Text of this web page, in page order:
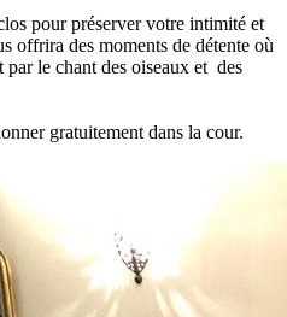
pour préserver votre intimité et
offrira des moments de détente où
le chant des oiseaux et des
gratuitement dans la cour.